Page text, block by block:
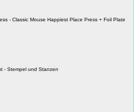
- Classic Mouse Happiest Place Press + Foil Plate
- Stempel und Stanzen